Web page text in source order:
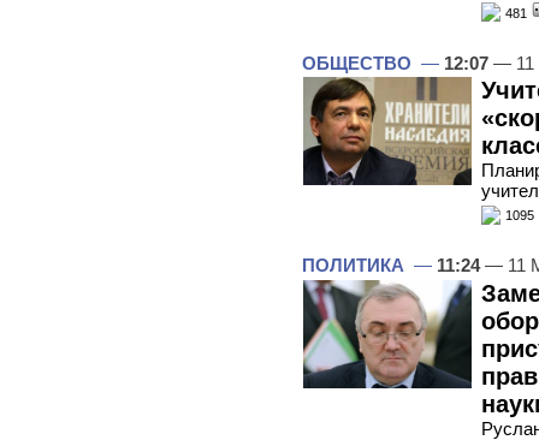
481
ОБЩЕСТВО — 12:07 — 11
1095
ПОЛИТИКА — 11:24— 11